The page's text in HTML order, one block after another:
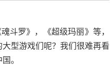
斗罗》，《超级玛丽》等，
型游戏们呢？我们很难再看
。